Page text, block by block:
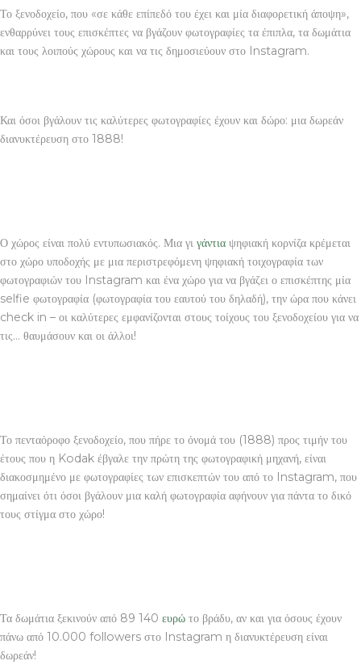
Το ξενοδοχείο, που «σε κάθε επίπεδό του έχει και μία διαφορετική άποψη»,
ενθαρρύνει τους επισκέπτες να βγάζουν φωτογραφίες τα έπιπλα, τα δωμάτια
και τους λοιπούς χώρους και να τις δημοσιεύουν στο Instagram.
Και όσοι βγάλουν τις καλύτερες φωτογραφίες έχουν και δώρο: μια δωρεάν
διανυκτέρευση στο 1888!
Ο χώρος είναι πολύ εντυπωσιακός. Μια γι γάντια ψηφιακή κορνίζα κρέμεται
στο χώρο υποδοχής με μια περιστρεφόμενη ψηφιακή τοιχογραφία των
φωτογραφιών του Instagram και ένα χώρο για να βγάζει ο επισκέπτης μία
selfie φωτογραφία (φωτογραφία του εαυτού του δηλαδή), την ώρα που κάνει
check in – οι καλύτερες εμφανίζονται στους τοίχους του ξενοδοχείου για να
τις… θαυμάσουν και οι άλλοι!
Το πενταόροφο ξενοδοχείο, που πήρε το όνομά του (1888) προς τιμήν του
έτους που η Kodak έβγαλε την πρώτη της φωτογραφική μηχανή, είναι
διακοσμημένο με φωτογραφίες των επισκεπτών του από το Instagram, που
σημαίνει ότι όσοι βγάλουν μια καλή φωτογραφία αφήνουν για πάντα το δικό
τους στίγμα στο χώρο!
Τα δωμάτια ξεκινούν από 89 140 ευρώ το βράδυ, αν και για όσους έχουν
πάνω από 10.000 followers στο Instagram η διανυκτέρευση είναι
δωρεάν!